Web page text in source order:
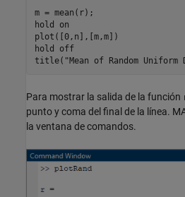
m = mean(r);
hold
on
plot([0,n],[m,m])
hold
off
title( "Mean of Random Uniform
Para mostrar la salida de la función
punto y coma del final de la línea.
la ventana de comandos.